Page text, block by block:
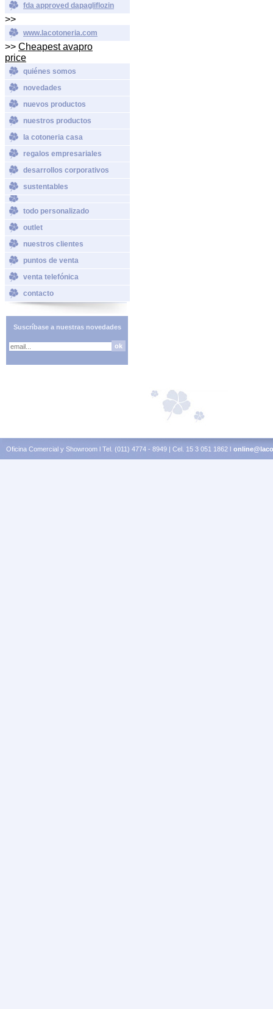
fda approved dapagliflozin
>>
www.lacotoneria.com
>> Cheapest avapro
price
quiénes somos
novedades
nuevos productos
nuestros productos
la cotoneria casa
regalos empresariales
desarrollos corporativos
sustentables
todo personalizado
outlet
nuestros clientes
puntos de venta
venta telefónica
contacto
Suscríbase a nuestras novedades
Oficina Comercial y Showroom l Tel. (011) 4774 - 8949 | Cel. 15 3 051 1862 l